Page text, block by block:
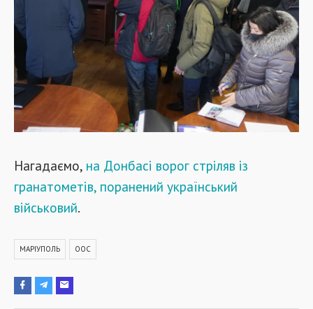
Нагадаємо, на Донбасі ворог стріляв із
гранатометів, поранений український
військовий.
МАРІУПОЛЬ ООС